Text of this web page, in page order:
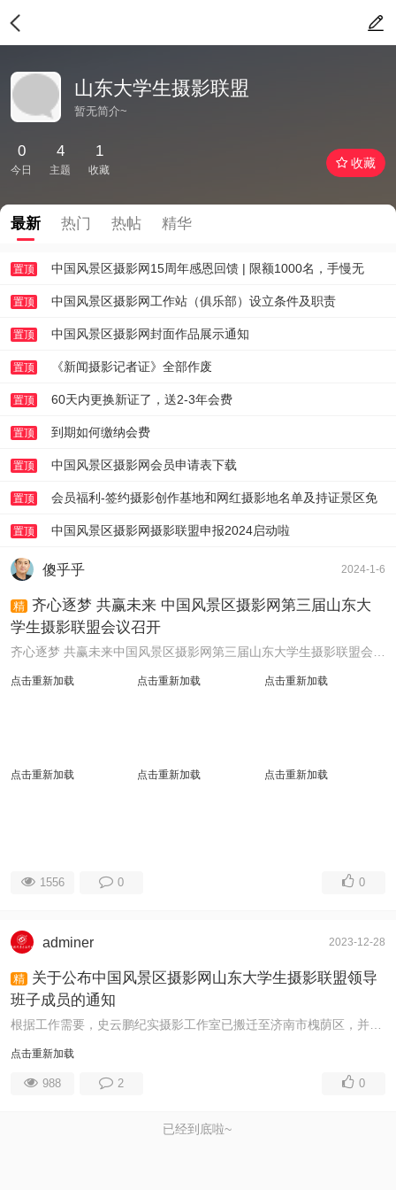
山东大学生摄影联盟
暂无简介~
0
今日
4
主题
1
收藏 收藏
最新 热门 热帖 精华
置顶 中国风景区摄影网15周年感恩回馈 | 限额1000名，手慢无
置顶 中国风景区摄影网工作站（俱乐部）设立条件及职责
置顶 中国风景区摄影网封面作品展示通知
置顶 《新闻摄影记者证》全部作废
置顶 60天内更换新证了，送2-3年会费
置顶 到期如何缴纳会费
置顶 中国风景区摄影网会员申请表下载
置顶 会员福利-签约摄影创作基地和网红摄影地名单及持证景区免
门票体验帖-请文后登记
置顶 中国风景区摄影网摄影联盟申报2024启动啦
傻乎乎 2024-1-6
精 齐心逐梦 共赢未来 中国风景区摄影网第三届山东大
学生摄影联盟会议召开
点击重新加载 点击重新加载 点击重新加载
点击重新加载 点击重新加载 点击重新加载
1556 0 0
adminer 2023-12-28
精 关于公布中国风景区摄影网山东大学生摄影联盟领导
班子成员的通知
点击重新加载
988 2 0
已经到底啦~